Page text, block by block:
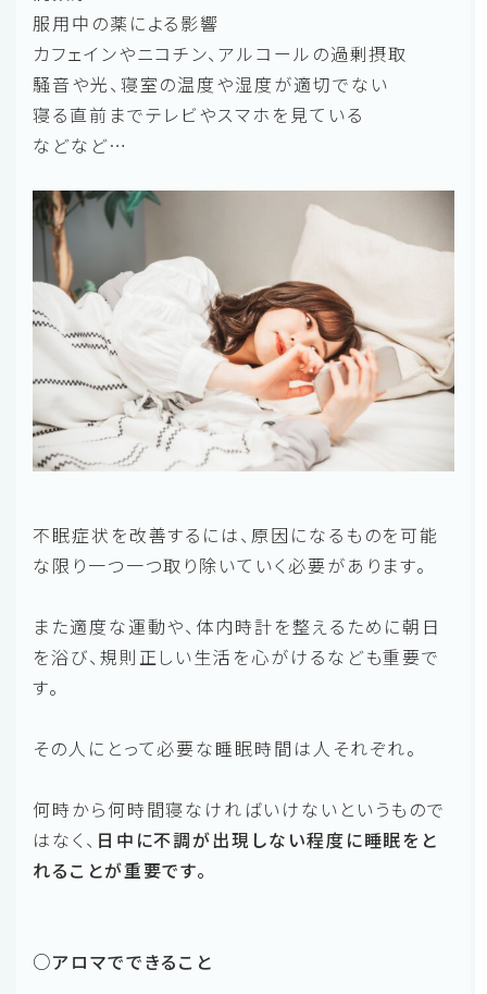
服用中の薬による影響
カフェインやニコチン、アルコールの過剰摂取
騒音や光、寝室の温度や湿度が適切でない
寝る直前までテレビやスマホを見ている
などなど…
不眠症状を改善するには、原因になるものを可能
な限り一つ一つ取り除いていく必要があります。
また適度な運動や、体内時計を整えるために朝日
を浴び、規則正しい生活を心がけるなども重要で
す。
その人にとって必要な睡眠時間は人それぞれ。
何時から何時間寝なければいけないというもので
はなく、 日中に不調が出現しない程度に睡眠をと
れることが重要です。
○アロマでできること